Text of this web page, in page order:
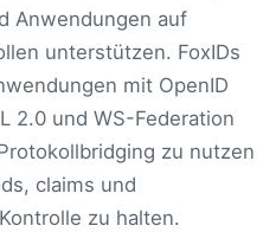
Anwendungen auf
unterstützen. FoxIDs
mit OpenID
2.0 und WS-Federation
zu nutzen
claims und
zu halten.